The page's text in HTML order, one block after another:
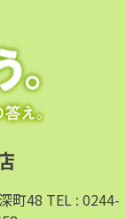
町48 TEL : 0244-